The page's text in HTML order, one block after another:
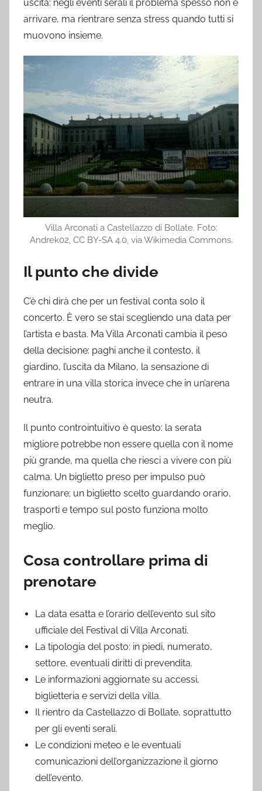
uscita: negli eventi serali il problema spesso non è
arrivare, ma rientrare senza stress quando tutti si
muovono insieme.
Villa Arconati a Castellazzo di Bollate. Foto:
Andrek02, CC BY-SA 4.0, via Wikimedia Commons.
Il punto che divide
C’è chi dirà che per un festival conta solo il
concerto. È vero se stai scegliendo una data per
l’artista e basta. Ma Villa Arconati cambia il peso
della decisione: paghi anche il contesto, il
giardino, l’uscita da Milano, la sensazione di
entrare in una villa storica invece che in un’arena
neutra.
Il punto controintuitivo è questo: la serata
migliore potrebbe non essere quella con il nome
più grande, ma quella che riesci a vivere con più
calma. Un biglietto preso per impulso può
funzionare; un biglietto scelto guardando orario,
trasporti e tempo sul posto funziona molto
meglio.
Cosa controllare prima di
prenotare
La data esatta e l’orario dell’evento sul sito
ufficiale del Festival di Villa Arconati.
La tipologia del posto: in piedi, numerato,
settore, eventuali diritti di prevendita.
Le informazioni aggiornate su accessi,
biglietteria e servizi della villa.
Il rientro da Castellazzo di Bollate, soprattutto
per gli eventi serali.
Le condizioni meteo e le eventuali
comunicazioni dell’organizzazione il giorno
dell’evento.